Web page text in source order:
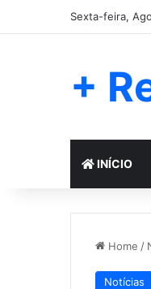
Sexta-feira,
+
INÍCIO
Home /
Notícias